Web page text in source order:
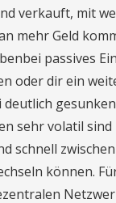
verkauft, mit
mehr Geld
passives
oder dir ein
sehr volatil sind
schnell
können.